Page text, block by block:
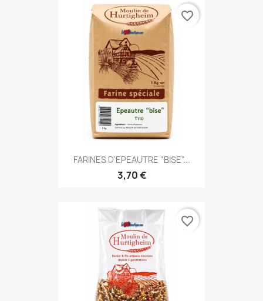
FARINES D'EPEAUTRE "BISE"...
3,70 €
favorite_border
favorite_border